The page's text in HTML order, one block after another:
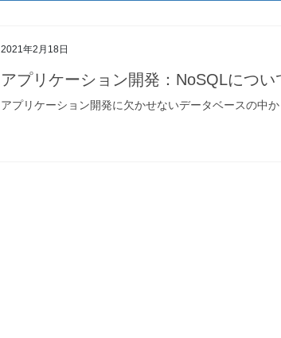
2021年2月18日
アプリケーション開発：NoSQLについ
アプリケーション開発に欠かせないデータベースの中